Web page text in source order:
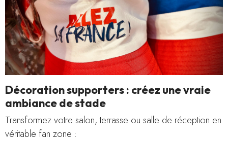
Décoration supporters : créez une vraie
ambiance de stade
Transformez votre salon, terrasse ou salle de réception en
véritable fan zone :